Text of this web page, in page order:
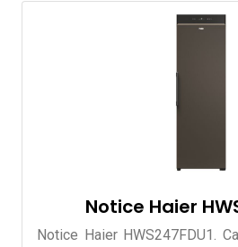
Notice Haier
Notice Haier HWS247FDU1.